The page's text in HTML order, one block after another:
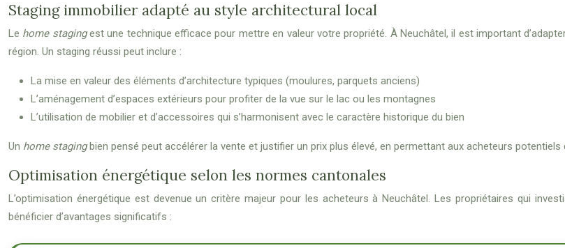
Staging immobilier adapté au style architectural local
Le home stagingest une technique efficace pour mettre en valeur votre propriété. À Neuchâtel, il est important
région. Un staging réussi peut inclure :
La mise en valeur des éléments d’architecture typiques (moulures, parquets anciens)
L’aménagement d’espaces extérieurs pour profiter de la vue sur le lac ou les montagnes
L’utilisation de mobilier et d’accessoires qui s’harmonisent avec le caractère historique du bien
Un home stagingbien pensé peut accélérer la vente et justifier un prix plus élevé, en permettant aux acheteurs
Optimisation énergétique selon les normes cantonales
L’optimisation énergétique est devenue un critère majeur pour les acheteurs à Neuchâtel. Les propriétaires qui
bénéficier d’avantages significatifs :